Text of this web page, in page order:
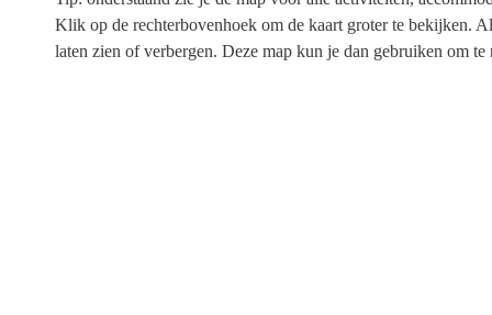
Klik op de rechterbovenhoek om de kaart groter te bekijken.
laten zien of verbergen. Deze map kun je dan gebruiken om